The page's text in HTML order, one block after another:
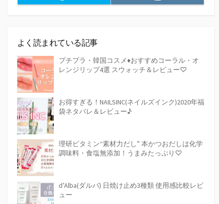
よく読まれている記事
プチプラ・韓国コスメ♦おすすめコーラル・オ
レンジリップ4選 スウォッチ＆レビュー♡
お得すぎる！NAILSINC(ネイルズインク)2020年福
袋ネタバレ＆レビュー♪
理研ビタミン“素材力だし” 本かつおだしは化学
調味料・食塩無添加！うまみたっぷり♡
d’Alba(ダルバ) 日焼け止め3種類 使用感比較レビ
ュー